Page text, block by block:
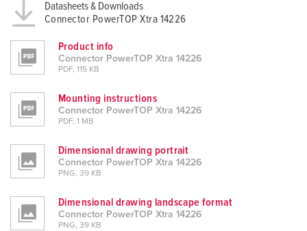
Datasheets & Downloads
Connector PowerTOP Xtra 14226
Product info
Connector PowerTOP Xtra 14226
PDF, 115 KB
Mounting instructions
Connector PowerTOP Xtra 14226
PDF, 1 MB
Dimensional drawing portrait
Connector PowerTOP Xtra 14226
PNG, 39 KB
Dimensional drawing landscape format
Connector PowerTOP Xtra 14226
PNG, 39 KB